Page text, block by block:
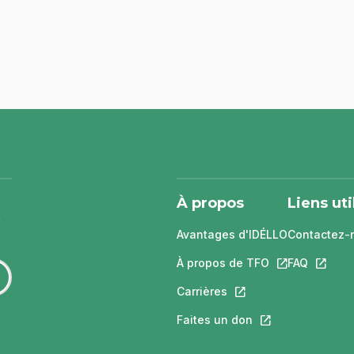
À propos
Avantages d'IDÉLLO
À propos de TFO Ce lien
Carrières Ce lien s'ouvrira dans
Faites un don Ce lien s'ouvrira
Liens
Contactez-
FAQ Ce